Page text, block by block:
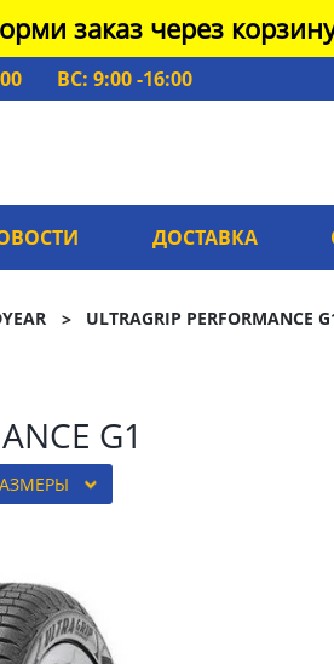
заказ через
ВС: 9:00 -16:00
ДОСТАВКА
ULTRAGRIP PERFORMANCE
G1